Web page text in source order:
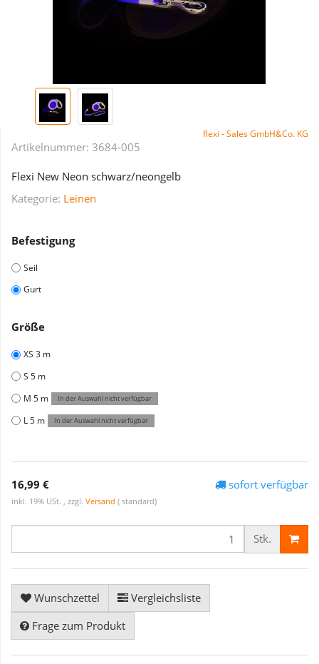
flexi - Sales GmbH&Co. KG
Artikelnummer: 3684-005
Flexi New Neon schwarz/neongelb
Kategorie: Leinen
Befestigung
Seil
Gurt
Größe
XS 3 m
S 5 m
M 5 m
In der Auswahl nicht verfügbar
L 5 m In der Auswahl nicht verfügbar
16,99 €
inkl. 19% USt. , zzgl. Versand ( standard)
sofort verfügbar
Stk.
Wunschzettel
Vergleichsliste
Frage zum Produkt